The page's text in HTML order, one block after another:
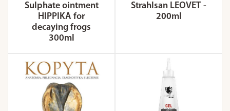
Sulphate ointment
HIPPIKA for
decaying frogs
300ml
Strahlsan LEOVET -
200ml